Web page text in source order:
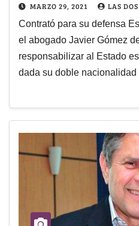
MARZO 29, 2021 LAS
Contrató para su defensa
el abogado Javier Gómez
responsabilizar al Estado
dada su doble nacionalidad